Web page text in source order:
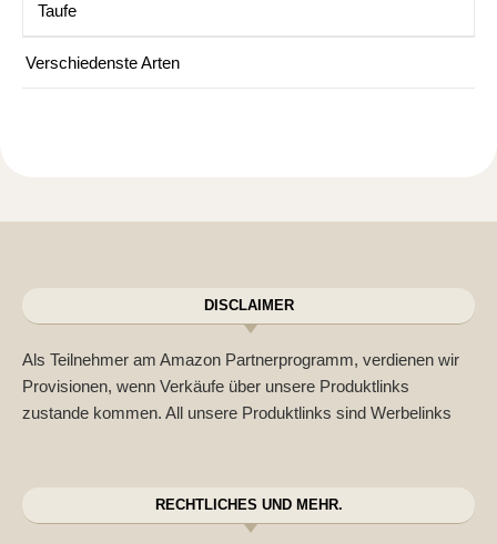
Taufe
Verschiedenste Arten
DISCLAIMER
Als Teilnehmer am Amazon Partnerprogramm, verdienen wir
Provisionen, wenn Verkäufe über unsere Produktlinks
zustande kommen. All unsere Produktlinks sind Werbelinks
RECHTLICHES UND MEHR.